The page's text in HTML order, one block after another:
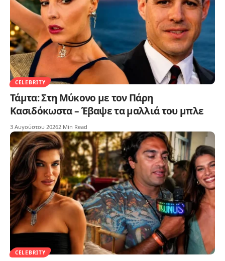
CELEBRITY
Τάμτα: Στη Μύκονο με τον Πάρη
Κασιδόκωστα – Έβαψε τα μαλλιά του μπλε
3 Αυγούστου 20262 Min Read
CELEBRITY